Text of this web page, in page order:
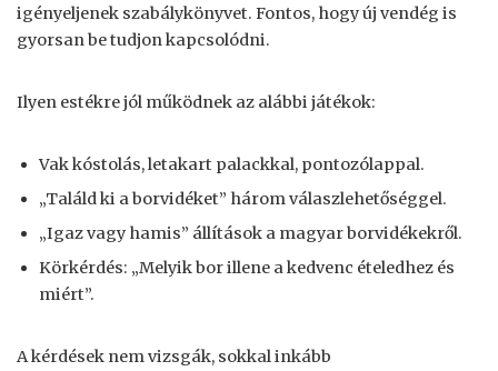
igényeljenek szabálykönyvet. Fontos, hogy új vendég is
gyorsan be tudjon kapcsolódni.
Ilyen estékre jól működnek az alábbi játékok:
Vak kóstolás, letakart palackkal, pontozólappal.
„Találd ki a borvidéket” három válaszlehetőséggel.
„Igaz vagy hamis” állítások a magyar borvidékekről.
Körkérdés: „Melyik bor illene a kedvenc ételedhez és
miért”.
A kérdések nem vizsgák, sokkal inkább